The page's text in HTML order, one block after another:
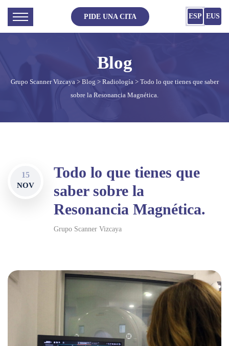
PIDE UNA CITA ESP EUS
Grupo Scanner Vizcaya> Blog > Radiología> Todo lo que tienes que saber
sobre la Resonancia Magnética.
15
NOV
Todo lo que tienes que
saber sobre la
Resonancia Magnética.
Grupo Scanner Vizcaya